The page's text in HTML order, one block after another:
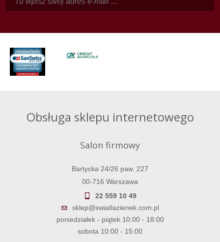
Obsługa sklepu internetowego
Salon firmowy
Bartycka 24/26 paw. 227
00-716 Warszawa
22 559 10 49
sklep@swiatlazienek.com.pl
poniedziałek - piątek 10:00 - 18:00
sobota 10:00 - 15:00